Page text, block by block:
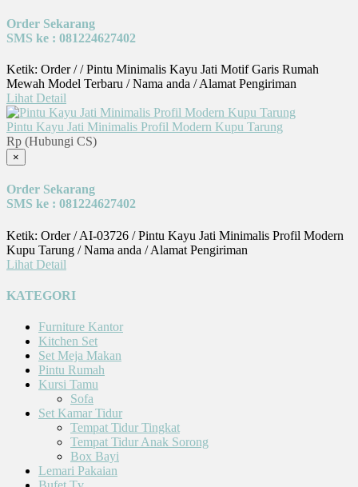
Order Sekarang
SMS ke : 081224627402
Ketik: Order / / Pintu Minimalis Kayu Jati Motif Garis Rumah
Mewah Model Terbaru / Nama anda / Alamat Pengiriman
Lihat Detail
Pintu Kayu Jati Minimalis Profil Modern Kupu Tarung
Rp (Hubungi CS)
×
Order Sekarang
SMS ke : 081224627402
Ketik: Order / AI-03726 / Pintu Kayu Jati Minimalis Profil Modern
Kupu Tarung / Nama anda / Alamat Pengiriman
Lihat Detail
KATEGORI
Furniture Kantor
Kitchen Set
Set Meja Makan
Pintu Rumah
Kursi Tamu
Sofa
Set Kamar Tidur
Tempat Tidur Tingkat
Tempat Tidur Anak Sorong
Box Bayi
Lemari Pakaian